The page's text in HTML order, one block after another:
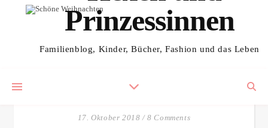
Familienblog, Kinder, Bücher, Fashion und das Leben
KINDERBÜCHER,KOSTENLOSES REZI-EXEMPLAR
Schöne Weihnachten –
Groß und Klein
17. Oktober 2018 / 8 Comments